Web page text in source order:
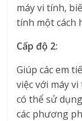
máy vi tính,
tính một cách
Cấp độ 2:
Giúp các em
việc với máy
có thể sử
các phương